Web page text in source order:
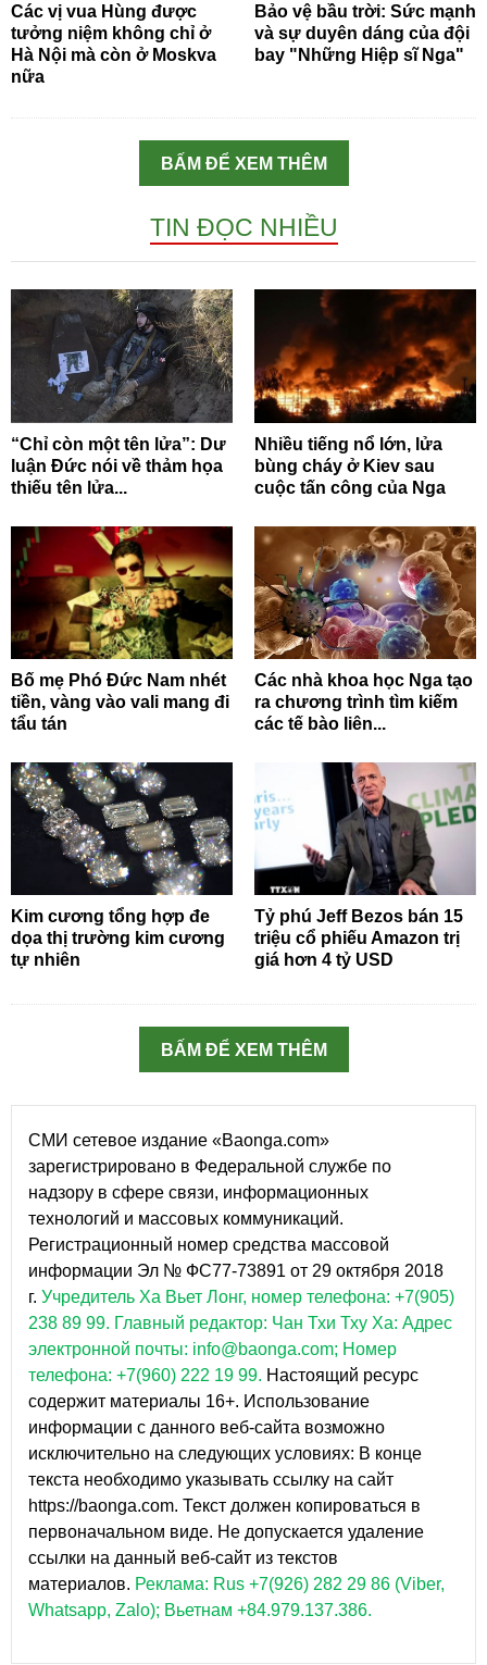
Các vị vua Hùng được
tưởng niệm không chỉ ở
Hà Nội mà còn ở Moskva
nữa
Bảo vệ bầu trời: Sức mạnh
và sự duyên dáng của đội
bay "Những Hiệp sĩ Nga"
BẤM ĐỂ XEM THÊM
TIN ĐỌC NHIỀU
“Chỉ còn một tên lửa”: Dư
luận Đức nói về thảm họa
thiếu tên lửa...
Nhiều tiếng nổ lớn, lửa
bùng cháy ở Kiev sau
cuộc tấn công của Nga
Bố mẹ Phó Đức Nam nhét
tiền, vàng vào vali mang đi
tẩu tán
Các nhà khoa học Nga tạo
ra chương trình tìm kiếm
các tế bào liên...
Kim cương tổng hợp đe
dọa thị trường kim cương
tự nhiên
Tỷ phú Jeff Bezos bán 15
triệu cổ phiếu Amazon trị
giá hơn 4 tỷ USD
BẤM ĐỂ XEM THÊM
СМИ сетевое издание «Baonga.com»
зарегистрировано в Федеральной службе по
надзору в сфере связи, информационных
технологий и массовых коммуникаций.
Регистрационный номер средства массовой
информации Эл № ФС77-73891 от 29 октября 2018
г. Учредитель Ха Вьет Лонг, номер телефона: +7(905)
238 89 99. Главный редактор: Чан Тхи Тху Ха: Адрес
электронной почты: info@baonga.com; Номер
телефона: +7(960) 222 19 99. Настоящий ресурс
содержит материалы 16+. Использование
информации с данного веб-сайта возможно
исключительно на следующих условиях: В конце
текста необходимо указывать ссылку на сайт
https://baonga.com. Текст должен копироваться в
первоначальном виде. Не допускается удаление
ссылки на данный веб-сайт из текстов
материалов. Реклама: Rus +7(926) 282 29 86 (Viber,
Whatsapp, Zalo); Вьетнам +84.979.137.386.